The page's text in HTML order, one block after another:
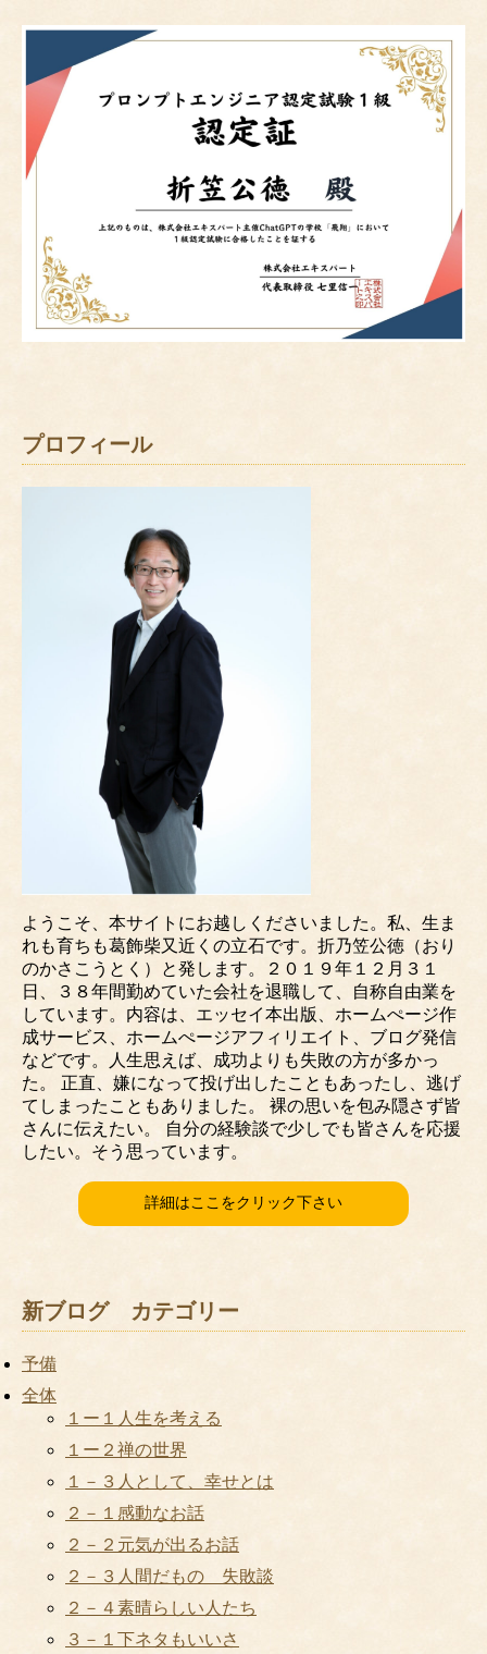
プロフィール
ようこそ、本サイトにお越しくださいました。私、生ま
れも育ちも葛飾柴又近くの立石です。折乃笠公徳（おり
のかさこうとく）と発します。２０１９年１２月３１
日、３８年間勤めていた会社を退職して、自称自由業を
しています。内容は、エッセイ本出版、ホームぺージ作
成サービス、ホームぺージアフィリエイト、ブログ発信
などです。人生思えば、成功よりも失敗の方が多かっ
た。 正直、嫌になって投げ出したこともあったし、逃げ
てしまったこともありました。 裸の思いを包み隠さず皆
さんに伝えたい。 自分の経験談で少しでも皆さんを応援
したい。そう思っています。
詳細はここをクリック下さい
新ブログ カテゴリー
予備
全体
１ー１人生を考える
１ー２禅の世界
１－３人として、幸せとは
２－１感動なお話
２－２元気が出るお話
２－３人間だもの 失敗談
２－４素晴らしい人たち
３－１下ネタもいいさ